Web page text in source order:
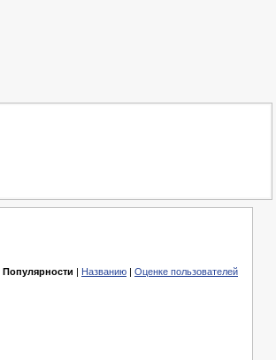
Популярности | Названию | Оценке пользователей